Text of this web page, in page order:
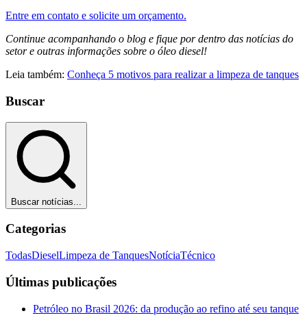
Entre em contato e solicite um orçamento.
Continue acompanhando o blog e fique por dentro das notícias do
setor e outras informações sobre o óleo diesel!
Leia também: Conheça 5 motivos para realizar a limpeza de tanques
Buscar
Buscar notícias...
Categorias
TodasDieselLimpeza de TanquesNotíciaTécnico
Últimas publicações
Petróleo no Brasil 2026: da produção ao refino até seu tanque